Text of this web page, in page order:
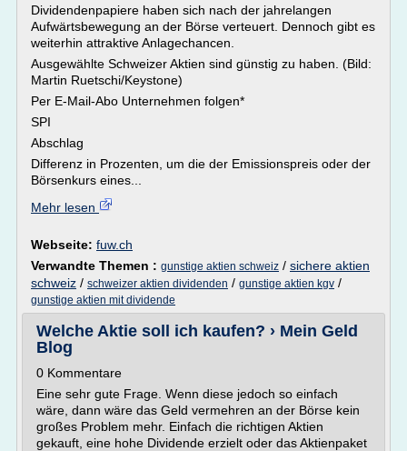
Dividendenpapiere haben sich nach der jahrelangen
Aufwärtsbewegung an der Börse verteuert. Dennoch gibt es
weiterhin attraktive Anlagechancen.
Ausgewählte Schweizer Aktien sind günstig zu haben. (Bild:
Martin Ruetschi/Keystone)
Per E-Mail-Abo Unternehmen folgen*
SPI
Abschlag
Differenz in Prozenten, um die der Emissionspreis oder der
Börsenkurs eines...
Mehr lesen
Webseite: fuw.ch
Verwandte Themen : gunstige aktien schweiz / sichere aktien
schweiz / schweizer aktien dividenden / gunstige aktien kgv /
gunstige aktien mit dividende
Welche Aktie soll ich kaufen? › Mein Geld
Blog
0 Kommentare
Eine sehr gute Frage. Wenn diese jedoch so einfach
wäre, dann wäre das Geld vermehren an der Börse kein
großes Problem mehr. Einfach die richtigen Aktien
gekauft, eine hohe Dividende erzielt oder das Aktienpaket